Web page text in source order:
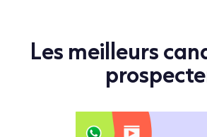
Les meilleurs